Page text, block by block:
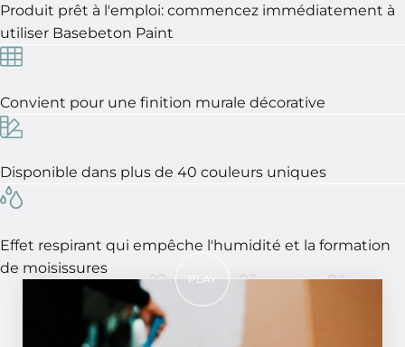
Produit prêt à l'emploi: commencez immédiatement à
utiliser Basebeton Paint
Convient pour une finition murale décorative
Disponible dans plus de 40 couleurs uniques
Effet respirant qui empêche l'humidité et la formation
de moisissures
PLAY
01 02 03 04
En 4 étapes, un résultat parfait !